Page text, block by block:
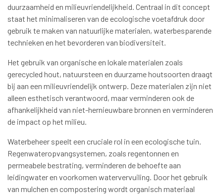
duurzaamheid en milieuvriendelijkheid. Centraal in dit concept
staat het minimaliseren van de ecologische voetafdruk door
gebruik te maken van natuurlijke materialen, waterbesparende
technieken en het bevorderen van biodiversiteit.
Het gebruik van organische en lokale materialen zoals
gerecycled hout, natuursteen en duurzame houtsoorten draagt
bij aan een milieuvriendelijk ontwerp. Deze materialen zijn niet
alleen esthetisch verantwoord, maar verminderen ook de
afhankelijkheid van niet-hernieuwbare bronnen en verminderen
de impact op het milieu.
Waterbeheer speelt een cruciale rol in een ecologische tuin.
Regenwateropvangsystemen, zoals regentonnen en
permeabele bestrating, verminderen de behoefte aan
leidingwater en voorkomen watervervuiling. Door het gebruik
van mulchen en compostering wordt organisch materiaal